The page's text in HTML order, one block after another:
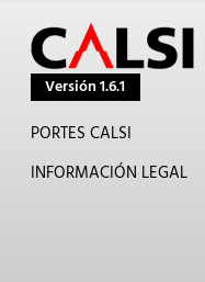
Versión 1.6.1
PORTES CALSI
INFORMACIÓN LEGAL